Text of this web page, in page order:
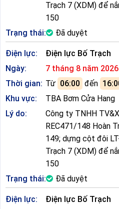
Trạch 7 (XDM) để
150
Trạng thái:
Đã duyệt
Điện lực:
Điện lực Bố Trạch
Ngày:
7 tháng 8 năm 2026
Thời gian: Từ 06:00 đến
Khu vực:
TBA Bơm Cửa Hang
Lý do:
Công ty TNHH
REC471/148 Hoàn
149; dựng cột đôi
Trạch 7 (XDM) để
150
Trạng thái:
Đã duyệt
Điện lực:
Điện lực Bố Trạch